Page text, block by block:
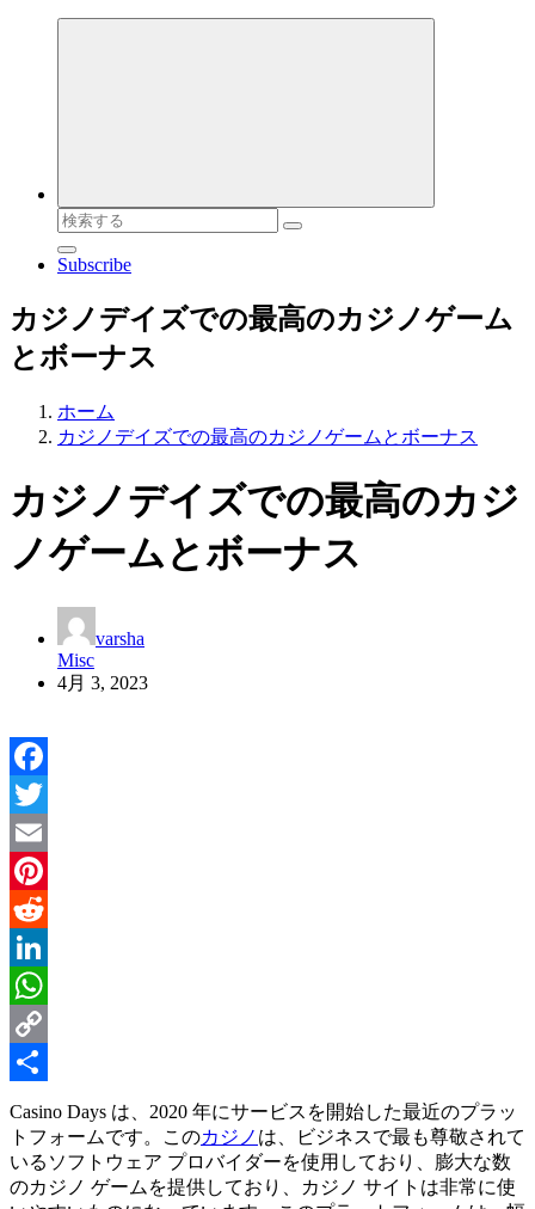
検
索
対
Subscribe
カジノデイズでの最高のカジノゲーム
とボーナス
ホーム
カジノデイズでの最高のカジノゲームとボーナス
カジノデイズでの最高のカジ
ノゲームとボーナス
varsha
Misc
4月 3, 2023
Facebook
Twitter
Email
Pinterest
Reddit
LinkedIn
WhatsApp
Copy
有
Casino Days は、2020 年にサービスを開始した最近のプラッ
トフォームです。このカジノ は、ビジネスで最も尊敬されて
いるソフトウェア プロバイダーを使用しており、膨大な数
のカジノ ゲームを提供しており、カジノ サイトは非常に使